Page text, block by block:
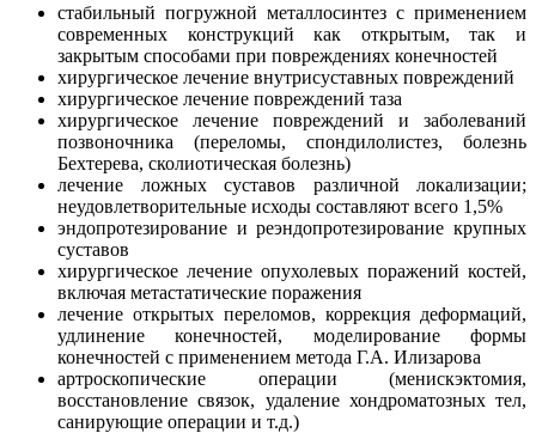
стабильный погружной металлосинтез с применением
современных конструкций как открытым, так и
закрытым способами при повреждениях конечностей
хирургическое лечение внутрисуставных повреждений
хирургическое лечение повреждений таза
хирургическое лечение повреждений и заболеваний
позвоночника (переломы, спондилолистез, болезнь
Бехтерева, сколиотическая болезнь)
лечение ложных суставов различной локализации;
неудовлетворительные исходы составляют всего 1,5%
эндопротезирование и реэндопротезирование крупных
суставов
хирургическое лечение опухолевых поражений костей,
включая метастатические поражения
лечение открытых переломов, коррекция деформаций,
удлинение конечностей, моделирование формы
конечностей с применением метода Г.А. Илизарова
артроскопические операции (менискэктомия,
восстановление связок, удаление хондроматозных тел,
санирующие операции и т.д.)